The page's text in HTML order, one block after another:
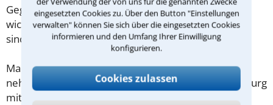
eingesetzten Cookies zu. Über den Button "Einstellungen
verwalten" können Sie sich über die eingesetzten Cookies
informieren und den Umfang Ihrer Einwilligung
konfigurieren.
Cookies zulassen
Gegner Fristen beachtet hat. Gibt es Zeugen oder
wichtige Adressen, die für den Fall von Bedeutung
sind?
Machen Sie sich vorab schriftliche Notizen und
nehmen Sie diese zum Beratungsgespräch in Augsburg
mit.